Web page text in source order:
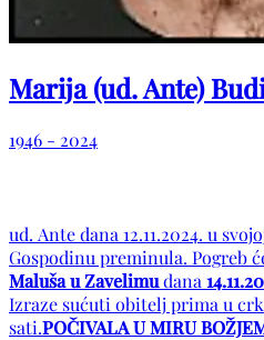
Marija (ud. Ante)
1946 - 2024
ud. Ante dana 12.11.2024. u
Gospodinu preminula. Pogreb
Maluša u Zavelimudana
Izraze sućuti obitelj prima u
sati.POČIVALA U MIRU